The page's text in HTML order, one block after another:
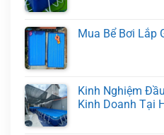
Mua Bể Bơi Lắp
Kinh Nghiệm
Kinh Doanh Tại